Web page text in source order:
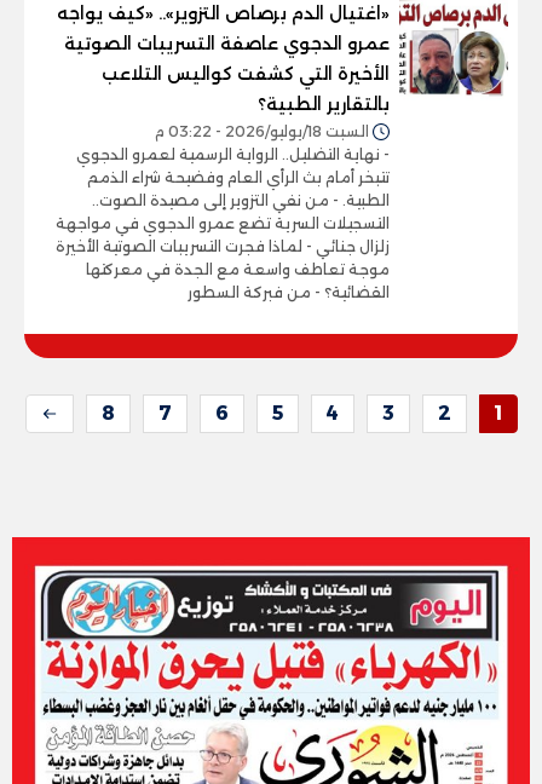
«اغتيال الدم برصاص التزوير».. «كيف يواجه
عمرو الدجوي عاصفة التسريبات الصوتية
الأخيرة التي كشفت كواليس التلاعب
بالتقارير الطبية؟
السبت 18/يوليو/2026 - 03:22 م
- نهاية التضليل.. الرواية الرسمية لعمرو الدجوي
تتبخر أمام بث الرأي العام وفضيحة شراء الذمم
الطبية. - من نفي التزوير إلى مصيدة الصوت..
التسجيلات السرية تضع عمرو الدجوي في مواجهة
زلزال جنائي - لماذا فجرت التسريبات الصوتية الأخيرة
موجة تعاطف واسعة مع الجدة في معركتها
القضائية؟ - من فبركة السطور
1
2
3
4
5
6
7
8